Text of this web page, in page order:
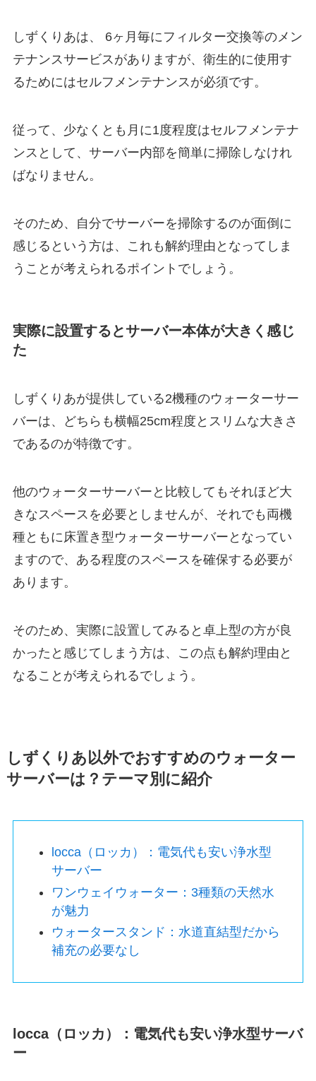
しずくりあは、 6ヶ月毎にフィルター交換等のメン
テナンスサービスがありますが、衛生的に使用す
るためにはセルフメンテナンスが必須です。
従って、少なくとも月に1度程度はセルフメンテナ
ンスとして、 サーバー内部を簡単に掃除しなけれ
ばなりません。
そのため、自分でサーバーを掃除するのが面倒に
感じるという方は、これも解約理由となってしま
うことが考えられるポイントでしょう。
実際に設置するとサーバー本体が大きく感じ
た
しずくりあが提供している2機種のウォーターサー
バーは、どちらも横幅25cm程度とスリムな大きさ
であるのが特徴です。
他のウォーターサーバーと比較してもそれほど大
きなスペースを必要としませんが、それでも両機
種ともに床置き型ウォーターサーバーとなってい
ますので、 ある程度のスペースを確保する必要が
あります。
そのため、実際に設置してみると卓上型の方が良
かったと感じてしまう方は、この点も解約理由と
なることが考えられるでしょう。
しずくりあ以外でおすすめのウォーター
サーバーは？テーマ別に紹介
locca（ロッカ）：電気代も安い浄水型
サーバー
ワンウェイウォーター：3種類の天然水
が魅力
ウォータースタンド：水道直結型だから
補充の必要なし
locca（ロッカ）：電気代も安い浄水型サーバ
ー